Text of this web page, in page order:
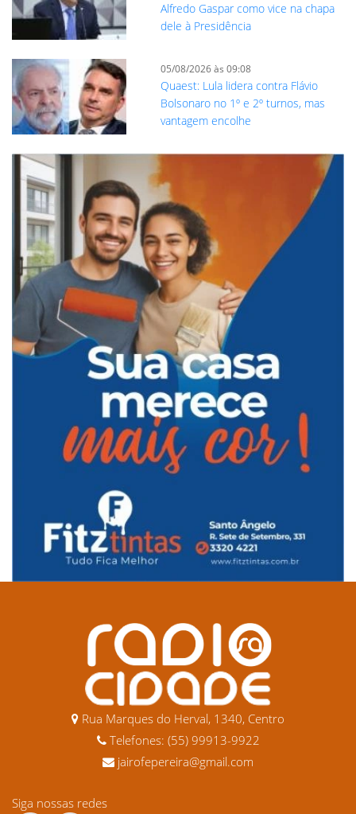
Alfredo Gaspar como vice na chapa
dele à Presidência
05/08/2026 às 09:08
Quaest: Lula lidera contra Flávio
Bolsonaro no 1º e 2º turnos, mas
vantagem encolhe
Rua Marques do Herval, 1340, Centro
Telefones: (55) 99913-9922
jairofepereira@gmail.com
Siga nossas redes